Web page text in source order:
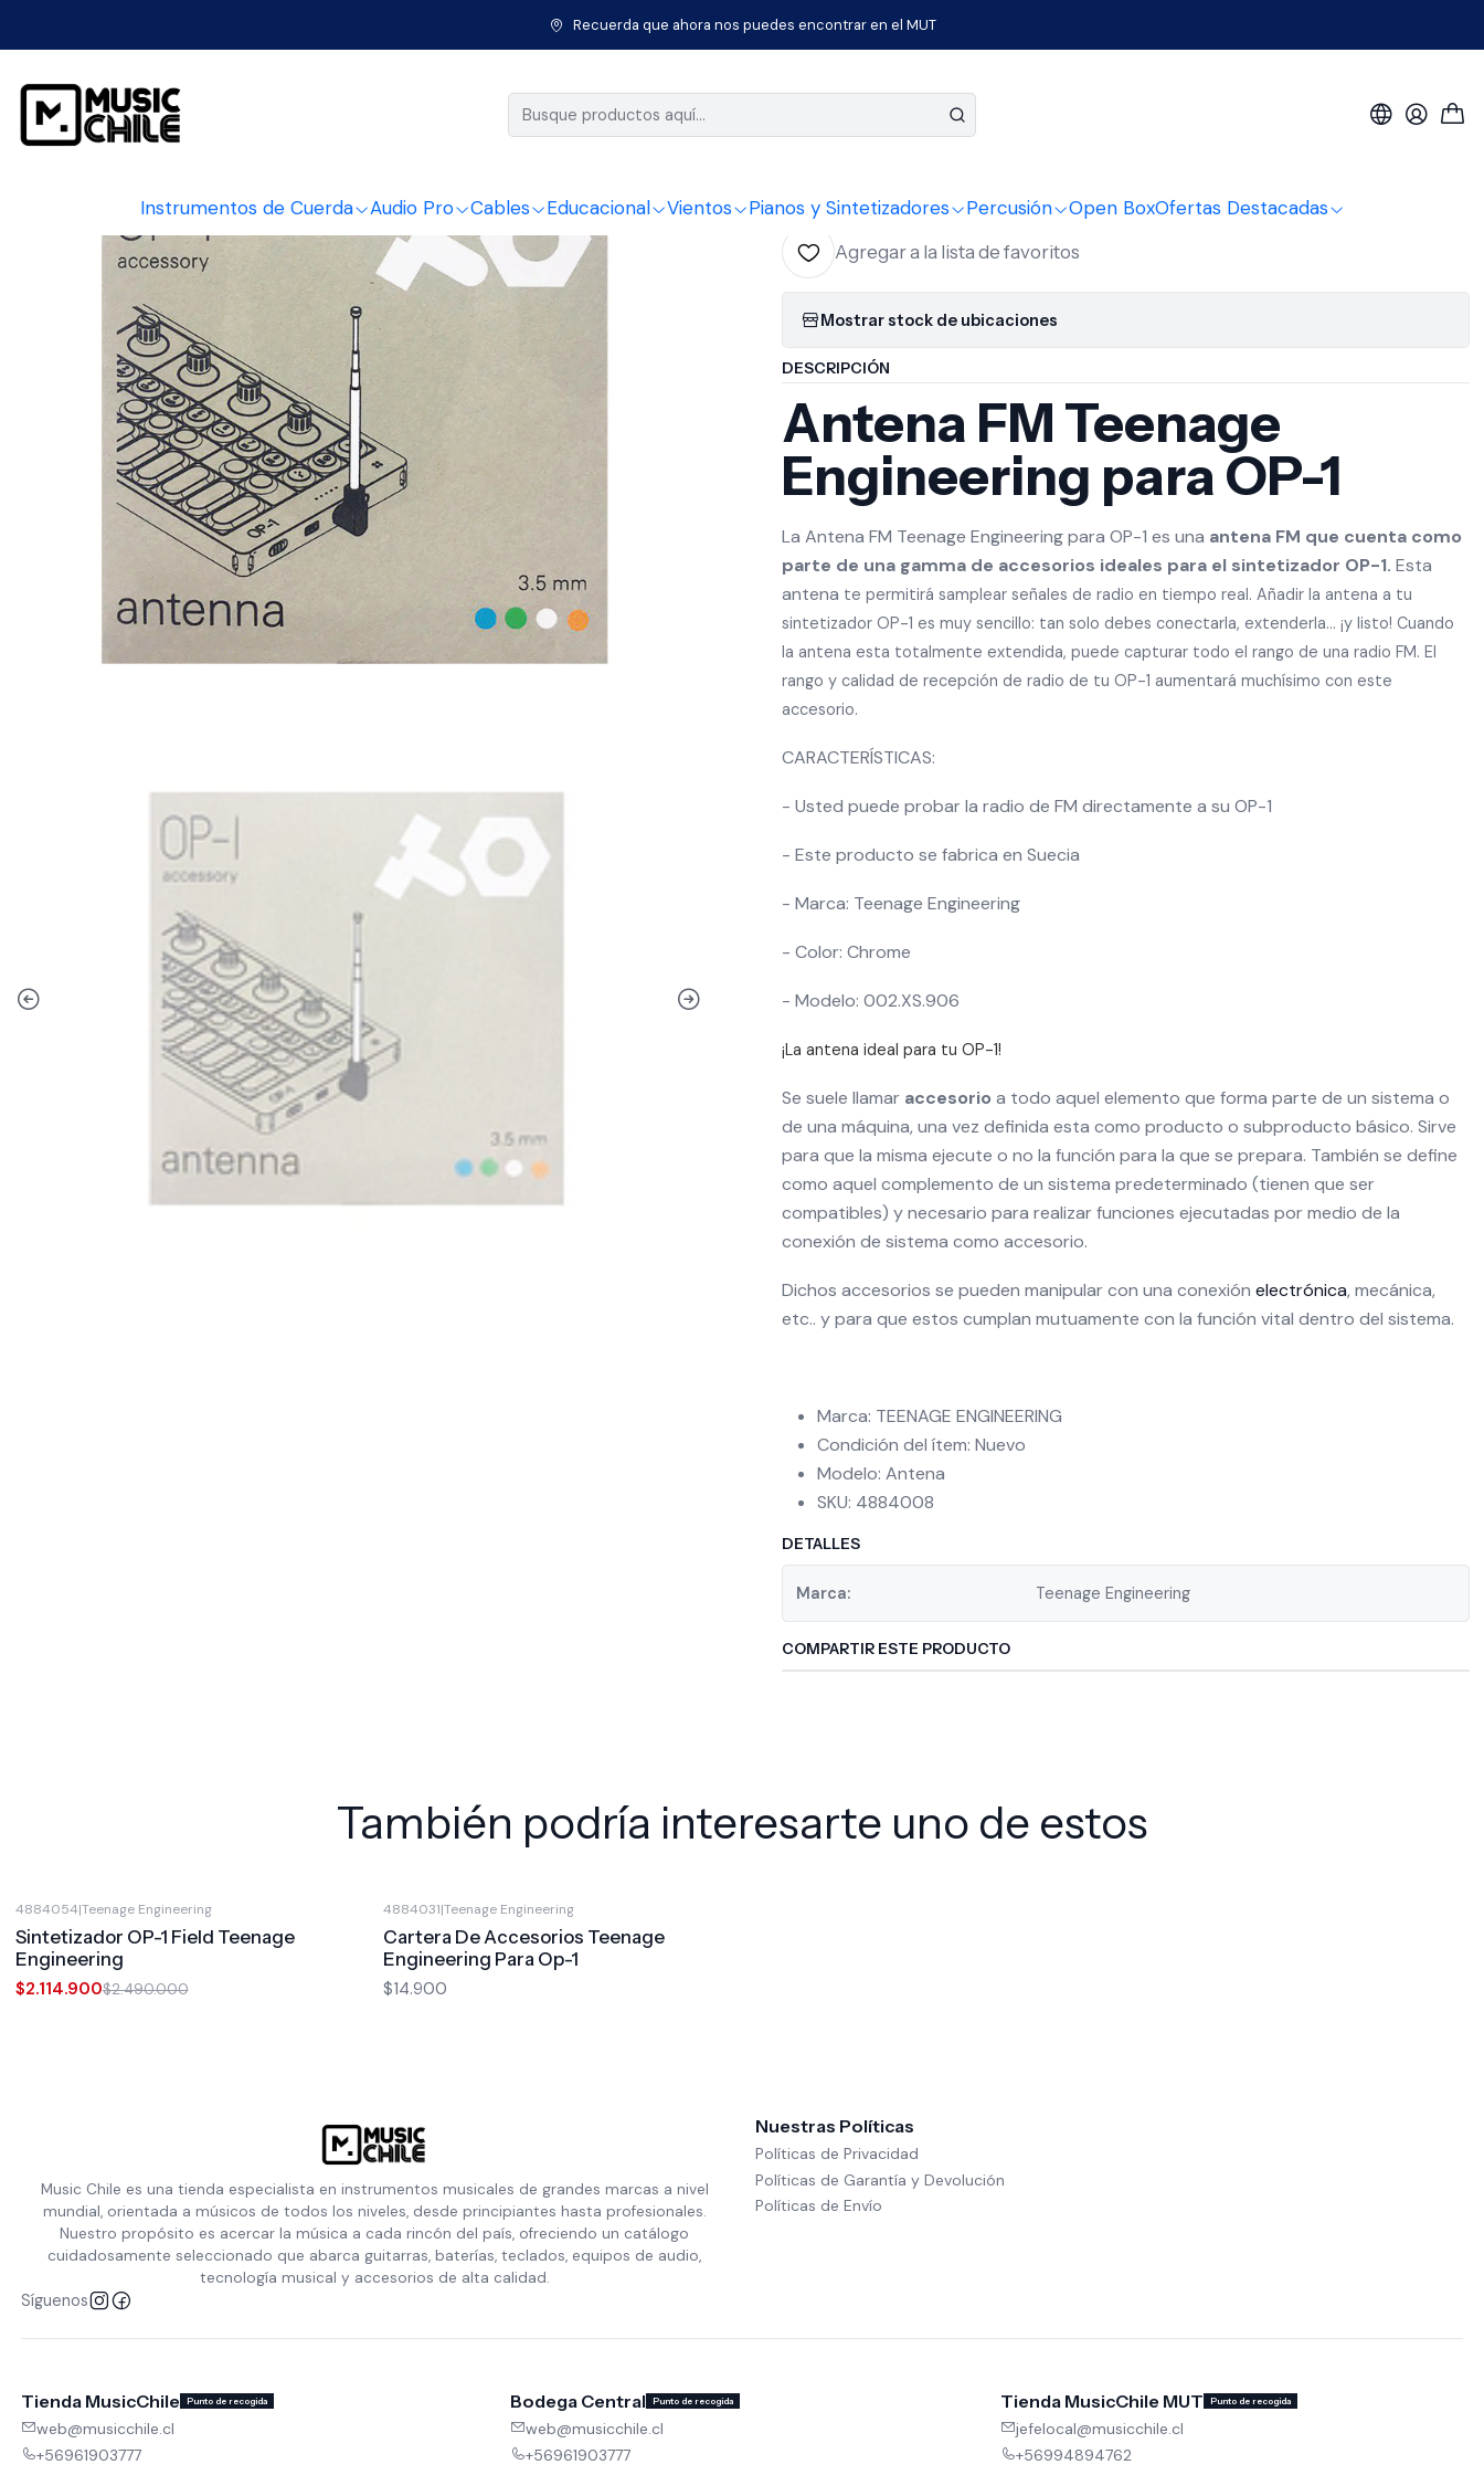
Instrumentos de Cuerda Audio Pro Cables Educacional Vientos Pianos y Sintetizadores Percusión Open BoxOfertas Destacadas
Recuerda que ahora nos puedes encontrar en el MUT
Sintetizadores Antena Fm Teenage Engineering Para Op-1
|
Antena Fm Teenage Engineering
Agregar a la lista de favoritos
Mostrar stock de ubicaciones
DESCRIPCIÓN
Antena FM Teenage
Engineering para OP-1
La Antena FM Teenage Engineering para OP-1 es una antena FM que cuenta como
parte de una gamma de accesorios ideales para el sintetizador OP-1. Esta
antena te permitirá samplear señales de radio en tiempo real. Añadir la antena a tu
sintetizador OP-1 es muy sencillo: tan solo debes conectarla, extenderla... ¡y listo! Cuando
la antena esta totalmente extendida, puede capturar todo el rango de una radio FM. El
rango y calidad de recepción de radio de tu OP-1 aumentará muchísimo con este
accesorio.
CARACTERÍSTICAS:
- Usted puede probar la radio de FM directamente a su OP-1
- Este producto se fabrica en Suecia
- Marca: Teenage Engineering
- Color: Chrome
- Modelo: 002.XS.906
¡La antena ideal para tu OP-1!
Se suele llamar accesorio a todo aquel elemento que forma parte de un sistema o
de una máquina, una vez definida esta como producto o subproducto básico. Sirve
para que la misma ejecute o no la función para la que se prepara. También se define
como aquel complemento de un sistema predeterminado (tienen que ser
compatibles) y necesario para realizar funciones ejecutadas por medio de la
conexión de sistema como accesorio.
Dichos accesorios se pueden manipular con una conexión electrónica, mecánica,
etc.. y para que estos cumplan mutuamente con la función vital dentro del sistema.
Marca: TEENAGE ENGINEERING
Condición del ítem: Nuevo
Modelo: Antena
SKU: 4884008
DETALLES
Marca: Teenage Engineering
COMPARTIR ESTE PRODUCTO
También podría interesarte uno de estos
4884054|Teenage Engineering
Sintetizador OP-1 Field Teenage
Engineering
$2.114.900$2.490.000
4884031|Teenage Engineering
Cartera De Accesorios Teenage
Engineering Para Op-1
$14.900
Music Chile es una tienda especialista en instrumentos musicales de grandes marcas a nivel
mundial, orientada a músicos de todos los niveles, desde principiantes hasta profesionales.
Nuestro propósito es acercar la música a cada rincón del país, ofreciendo un catálogo
cuidadosamente seleccionado que abarca guitarras, baterías, teclados, equipos de audio,
tecnología musical y accesorios de alta calidad.
Síguenos
Nuestras Políticas
Políticas de Privacidad
Políticas de Garantía y Devolución
Políticas de Envío
Tienda MusicChile Punto de recogida
web@musicchile.cl
+56961903777
Bodega Central Punto de recogida
web@musicchile.cl
+56961903777
Tienda MusicChile MUT Punto de recogida
jefelocal@musicchile.cl
+56994894762